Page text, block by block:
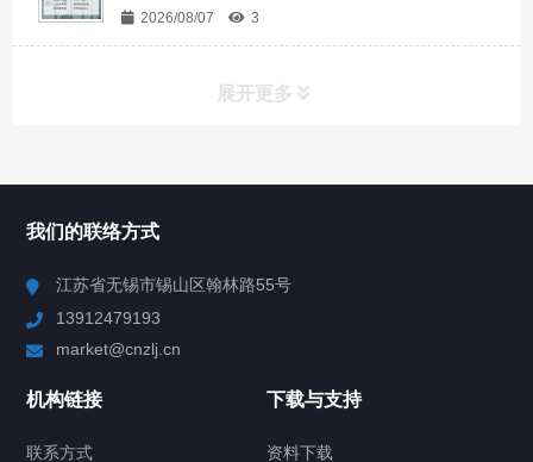
2026/08/07 3
展开更多
Chiller高精度制冷循环器
TCU温度控制单元
我们的联络方式
江苏省无锡市锡山区翰林路55号
13912479193
market@cnzlj.cn
机构链接
联系方式
下载与支持
资料下载